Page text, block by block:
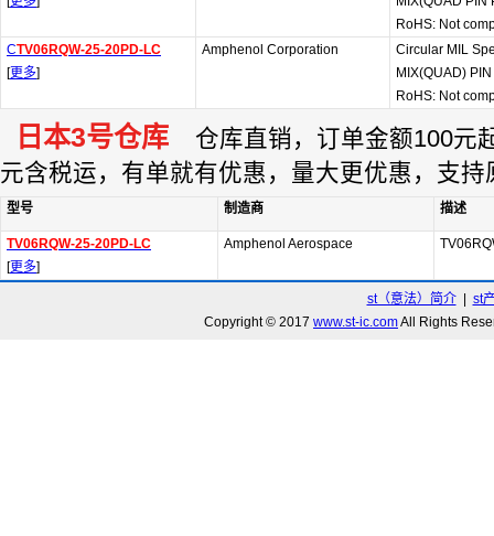
RoHS: Not
CTV06RQW-25-20PD-LC
[更多]
Amphenol Corporation
Circular MIL
MIX(QUAD)
RoHS: Not
日本3号仓库 仓库直销，订单金额100元
元含税运，有单就有优惠，量大更优惠，支持
型号 制造商 描述
TV06RQW-25-20PD-LC
[更多]
Amphenol Aerospace
st（意法）简介| st
Copyright © 2017 www.st-ic.comAll Rights